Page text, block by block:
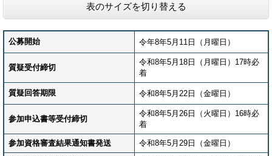
表のサイズを切り替える
公募開始 令年8年5月11日（月曜日）
質疑受付締切
令和8年5月18日（月曜日）17時必
着
質疑回答期限 令和8年5月22日（金曜日）
参加申込書等受付締切
令和8年5月26日（火曜日）16時必
着
参加資格審査結果通知書発送 令和8年5月29日（金曜日）